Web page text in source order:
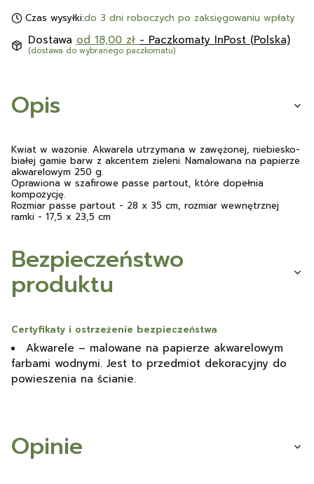
Czas wysyłki:do 3 dni roboczych po zaksięgowaniu wpłaty
Dostawa od 18,00 zł - Paczkomaty InPost (Polska)
(dostawa do wybranego paczkomatu)
Opis
Kwiat w wazonie. Akwarela utrzymana w zawężonej, niebiesko-
białej gamie barw z akcentem zieleni. Namalowana na papierze
akwarelowym 250 g.
Oprawiona w szafirowe passe partout, które dopełnia
kompozycję.
Rozmiar passe partout - 28 x 35 cm, rozmiar wewnętrznej
ramki - 17,5 x 23,5 cm
Bezpieczeństwo
produktu
Certyfikaty i ostrzeżenie bezpieczeństwa
Akwarele – malowane na papierze akwarelowym
farbami wodnymi. Jest to przedmiot dekoracyjny do
powieszenia na ścianie.
Opinie